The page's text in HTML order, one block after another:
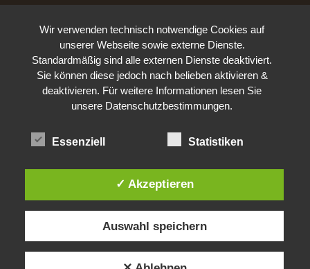
Wir verwenden technisch notwendige Cookies auf
unserer Webseite sowie externe Dienste.
Standardmäßig sind alle externen Dienste deaktiviert.
Sie können diese jedoch nach belieben aktivieren &
deaktivieren. Für weitere Informationen lesen Sie
unsere Datenschutzbestimmungen.
Essenziell Statistiken
✓ Akzeptieren
Auswahl speichern